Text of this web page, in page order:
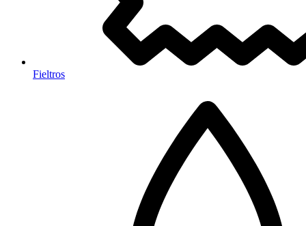
Fieltros